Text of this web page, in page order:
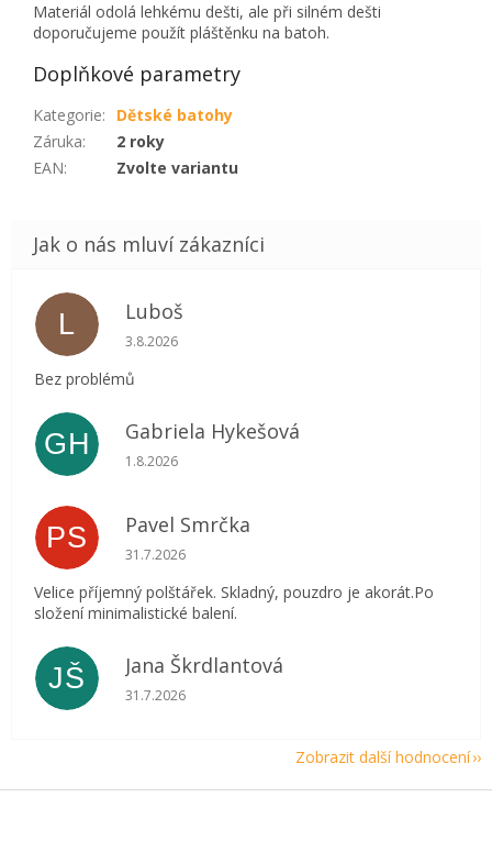
Materiál odolá lehkému dešti, ale při silném dešti
doporučujeme použít pláštěnku na batoh.
Doplňkové parametry
Kategorie:
Dětské batohy
Záruka:
2 roky
EAN: Zvolte variantu
L Luboš
Hodnocení obchodu je 5 z 5 hvězdiček.
3.8.2026
Bez problémů
GH Gabriela Hykešová
Hodnocení obchodu je 5 z 5 hvězdiček.
1.8.2026
PS Pavel Smrčka
Hodnocení obchodu je 5 z 5 hvězdiček.
31.7.2026
Velice příjemný polštářek. Skladný, pouzdro je akorát.Po
složení minimalistické balení.
JŠ Jana Škrdlantová
Hodnocení obchodu je 5 z 5 hvězdiček.
31.7.2026
Zobrazit další hodnocení
Z